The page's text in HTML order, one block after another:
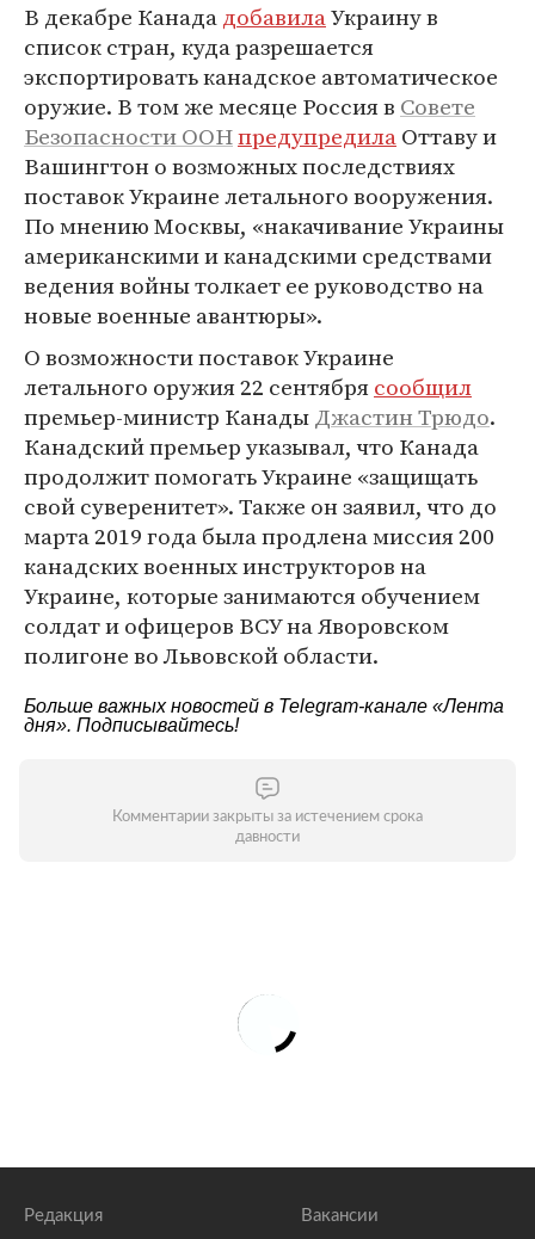
В декабре КанададобавилаУкраину в
список стран, куда разрешается
экспортировать канадское автоматическое
оружие. В том же месяце Россия в Совете
Безопасности ООНпредупредилаОттаву и
Вашингтон о возможных последствиях
поставок Украине летального вооружения.
По мнению Москвы, «накачивание Украины
американскими и канадскими средствами
ведения войны толкает ее руководство на
новые военные авантюры».
О возможности поставок Украине
летального оружия 22 сентябрясообщил
премьер-министр КанадыДжастин Трюдо.
Канадский премьер указывал, что Канада
продолжит помогать Украине «защищать
свой суверенитет». Также он заявил, что до
марта 2019 года была продлена миссия 200
канадских военных инструкторов на
Украине, которые занимаются обучением
солдат и офицеров ВСУ на Яворовском
полигоне во Львовской области.
Больше важных новостей в Telegram-канале «Лента
дня». Подписывайтесь!
Комментарии закрыты за истечением срока
давности
Редакция Вакансии